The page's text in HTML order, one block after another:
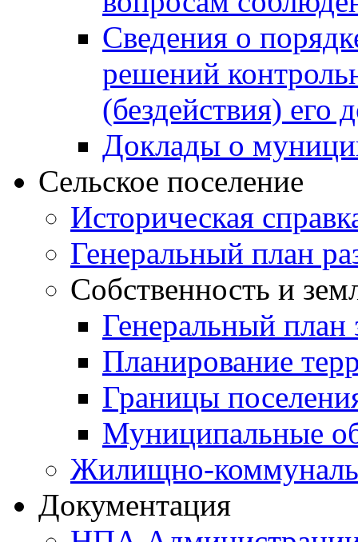
Сведения о
решений
(бездействия)
Доклады о
Сельское поселение
Историческая
Генеральный план
Собственность и
Генеральный план
Планирование
Границы
Муниципальные
Жилищно-
Документация